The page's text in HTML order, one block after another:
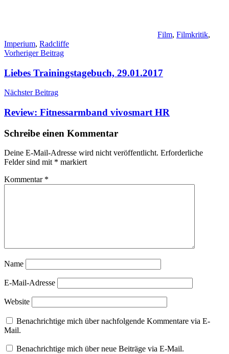
Film, Filmkritik,
Imperium, Radcliffe
Beitragsnavigation
Vorheriger Beitrag
Liebes Trainingstagebuch, 29.01.2017
Nächster Beitrag
Review: Fitnessarmband vivosmart HR
Schreibe einen Kommentar
Deine E-Mail-Adresse wird nicht veröffentlicht. Erforderliche
Felder sind mit * markiert
Kommentar *
Name
E-Mail-Adresse
Website
Benachrichtige mich über nachfolgende Kommentare via E-
Mail.
Benachrichtige mich über neue Beiträge via E-Mail.